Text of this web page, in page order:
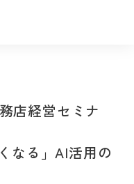
店経営セミナ
なる」AI活用の